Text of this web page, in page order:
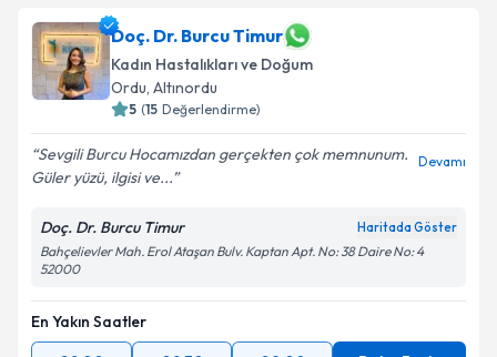
Op. Dr. Erkan Aslaniçin randevu takvimi talebi
oluşturun. Size bu uzmandan randevu almanız için bir
takvim hazırlandığında e-posta ile bilgilendireceğiz.
E-posta Adresiniz
Kişisel verilerimin işlenmesine ilişkin
Aydınlatma
Metni'ni okudum ve kişisel verilerimin belirtilen
Takvim Talebini Gönder
Doç. Dr. Burcu Timur
Kadın Hastalıkları ve Doğum
Ordu, Altınordu
5 (15 Değerlendirme)
Sevgili Burcu Hocamızdan gerçekten çok memnunum.
Güler yüzü, ilgisi ve...
Devamı
Doç. Dr. Burcu Timur Haritada Göster
Bahçelievler Mah. Erol Ataşan Bulv. Kaptan Apt. No: 38 Daire No: 4
52000
En Yakın Saatler